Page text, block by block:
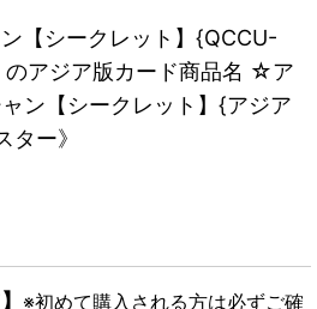
【シークレット】{QCCU-
のアジア版カード商品名 ☆ア
ン【シークレット】{アジア
ー》
※初めて購入される方は必ずご確